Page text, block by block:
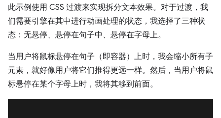
此示例使用 CSS 过渡来实现拆分文本效果。对于过渡，我
们需要引擎在其中进行动画处理的状态，我选择了三种状
态：无悬停、悬停在句子中、悬停在字母上。
当用户将鼠标悬停在句子（即容器）上时，我会缩小所有子
元素，就好像用户将它们推得更远一样。然后，当用户将鼠
标悬停在某个字母上时，我将其移到前面。